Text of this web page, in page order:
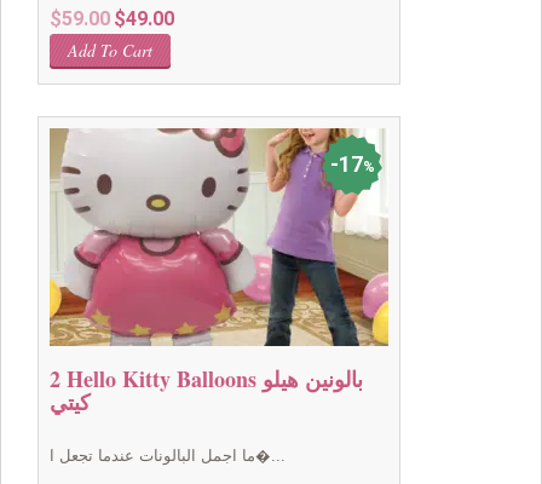
$59.00 Original
price
was:
$49.00Current
Add To Cart
17%
2 Hello Kitty Balloons بالونين هيلو
كيتي
ما اجمل البالونات عندما تجعل ا�...